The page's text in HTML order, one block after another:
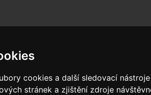
cookies a další sledovací
stránek a zjištění zdroje
cookies